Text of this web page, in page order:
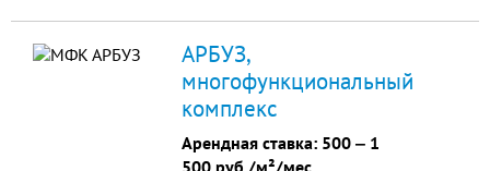
Возможно снять этаж с отде...
АРБУЗ,
многофункциональный
комплекс
Арендная ставка: 500 ‒ 1
500 руб./м²/мес